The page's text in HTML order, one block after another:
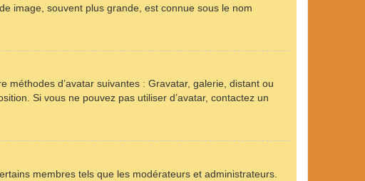
image, souvent plus grande, est connue sous le nom
méthodes d’avatar suivantes : Gravatar, galerie, distant ou
Si vous ne pouvez pas utiliser d’avatar, contactez un
membres tels que les modérateurs et administrateurs.